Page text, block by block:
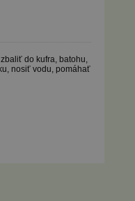
do kufra, batohu,
nosiť vodu, pomáhať